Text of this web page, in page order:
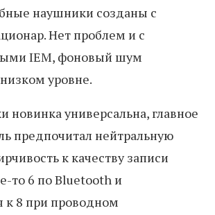
наушники созданы с
Нет проблем и с
IEM, фоновый шум
уровне.
новинка универсальна, главное
предпочитал нейтральную
к качеству записи
то 6 по Bluetooth и
к 8 при проводном